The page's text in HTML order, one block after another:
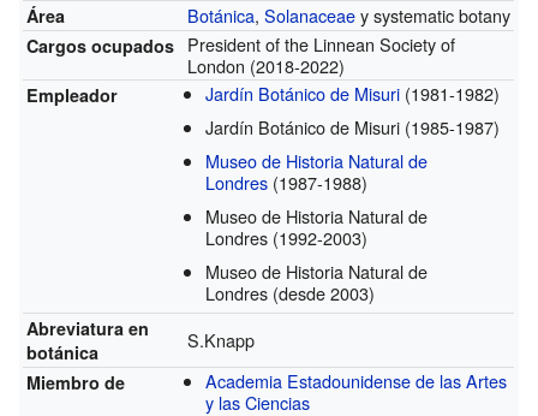
Área Botánica,Solanaceaey systematic botany
Cargos ocupados President of the Linnean Society of
London (2018-2022)
Empleador Jardín Botánico de Misuri (1981-1982)
Jardín Botánico de Misuri (1985-1987)
Museo de Historia Natural de
Londres (1987-1988)
Museo de Historia Natural de
Londres (1992-2003)
Museo de Historia Natural de
Londres (desde 2003)
Abreviatura en
botánica
S.Knapp
Miembro de
Academia Estadounidense de las Artes
y las Ciencias